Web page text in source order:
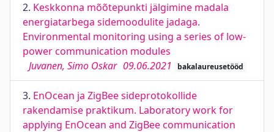
2. Keskkonna mõõtepunkti jälgimine madala
energiatarbega sidemoodulite jadaga.
Environmental monitoring using a series of low-
power communication modules
Juvanen, Simo Oskar 09.06.2021 bakalaureusetööd
3. EnOcean ja ZigBee sideprotokollide
rakendamise praktikum. Laboratory work for
applying EnOcean and ZigBee communication